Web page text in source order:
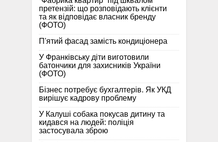
претензій: що розповідають клієнти
та як відповідає власник бренду
(ФОТО)
П'ятий фасад замість кондиціонера
У Франківську діти виготовили
батончики для захисників України
(ФОТО)
Бізнес потребує бухгалтерів. Як УКД
вирішує кадрову проблему
У Калуші собака покусав дитину та
кидався на людей: поліція
застосувала зброю